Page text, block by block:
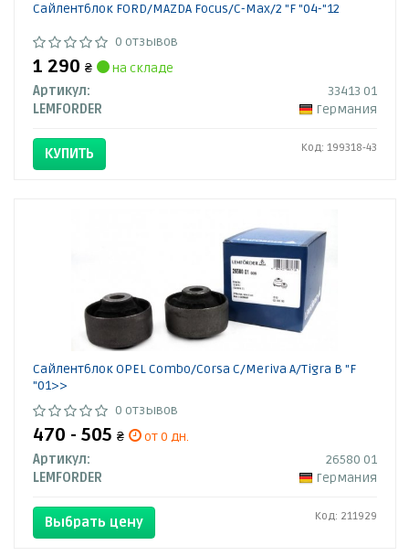
Сайлентблок FORD/MAZDA Focus/C-Max/2 "F "04-"12
0 отзывов
1 290 ₴
на складе
Артикул:
33413 01
LEMFORDER
Германия
КУПИТЬ Код: 199318-43
Сайлентблок OPEL Combo/Corsa С/Meriva A/Tigra B "F
"01>>
0 отзывов
470 - 505 ₴
от 0 дн.
Артикул:
26580 01
LEMFORDER
Германия
Выбрать цену Код: 211929